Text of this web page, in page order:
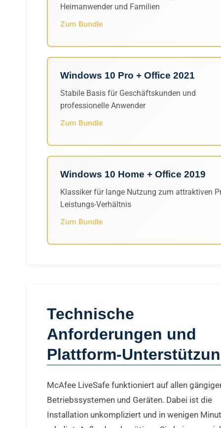
Heimanwender und Familien
Zum Bundle
Windows 10 Pro + Office 2021
Stabile Basis für Geschäftskunden und
professionelle Anwender
Zum Bundle
Windows 10 Home + Office 2019
Klassiker für lange Nutzung zum attraktiven
Leistungs-Verhältnis
Zum Bundle
Technische
Anforderungen und
Plattform-
McAfee LiveSafe funktioniert auf allen
Betriebssystemen und Geräten. Dabei ist die
Installation unkompliziert und in wenigen